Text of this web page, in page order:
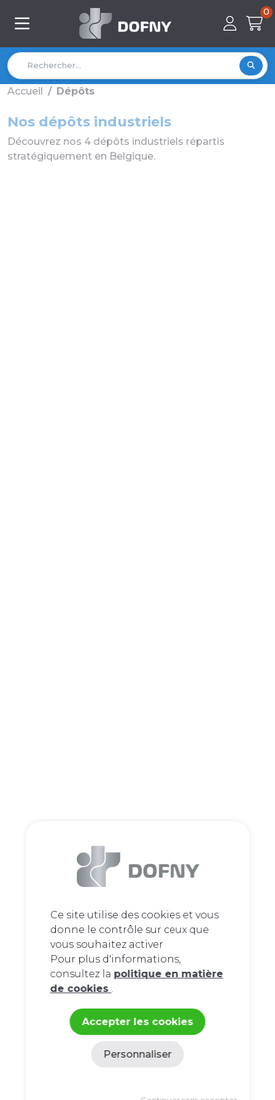
0
Accueil Dépôts
Nos dépôts industriels
Découvrez nos 4 dépôts industriels répartis
stratégiquement en Belgique.
Ce site utilise des cookies et vous
donne le contrôle sur ceux que
vous souhaitez activer
Pour plus d'informations,
consultez la politique en matière
de cookies
Accepter les cookies
Personnaliser